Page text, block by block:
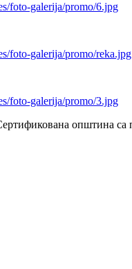
foto-galerija/promo/6.jpg
foto-galerija/promo/reka.jpg
foto-galerija/promo/3.jpg